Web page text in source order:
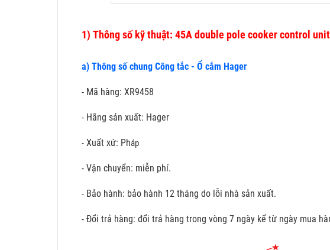
1) Thông số kỹ thuật: 45A double pole cooker control unit
a) Thông số chung Công tắc - Ổ cắm Hager
- Mã hàng: XR9458
- Hãng sản xuất: Hager
- Xuất xứ: Pháp
- Vận chuyển: miễn phí.
- Bảo hành: bảo hành 12 tháng do lỗi nhà sản xuất.
- Đổi trả hàng: đổi trả hàng trong vòng 7 ngày kể từ ngày mua